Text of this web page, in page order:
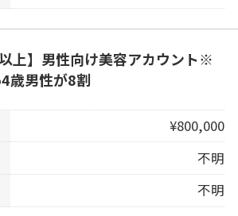
上】男性向け美容アカウント※
歳男性が8割
¥800,000
不明
不明